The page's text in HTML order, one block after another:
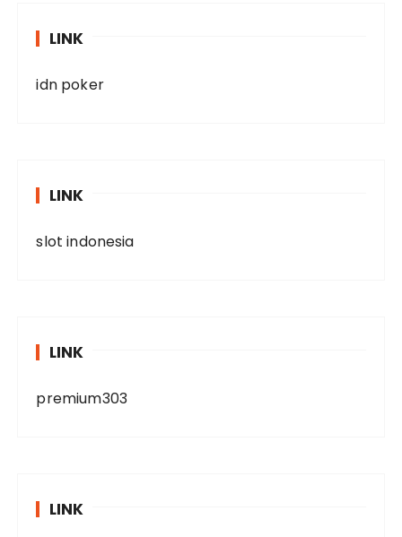
LINK
idn poker
LINK
slot indonesia
LINK
premium303
LINK